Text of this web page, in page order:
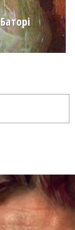
доба
революція